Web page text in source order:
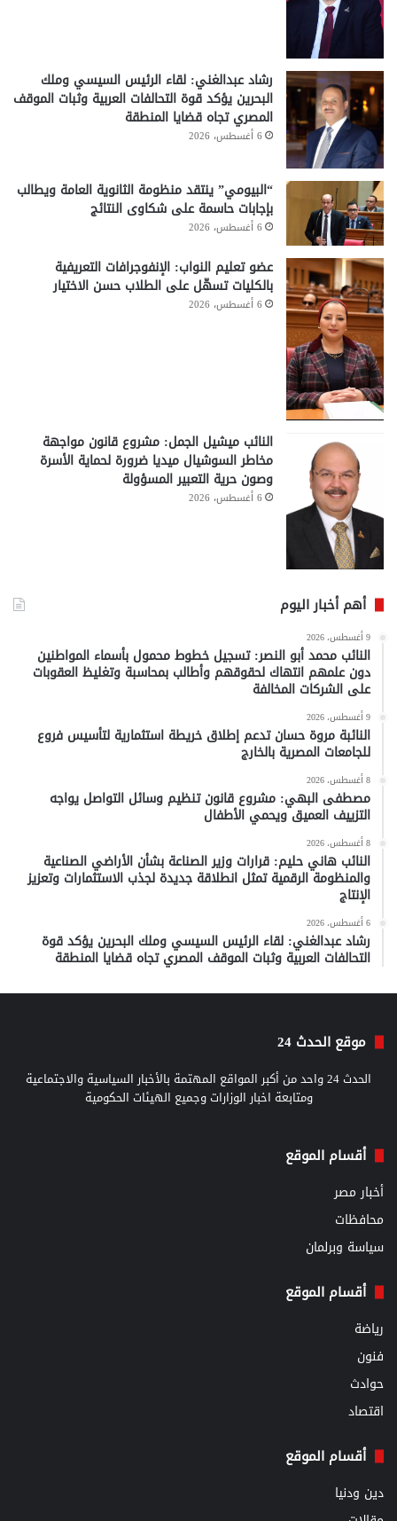
رشاد عبدالغني: لقاء الرئيس السيسي وملك
البحرين يؤكد قوة التحالفات العربية وثبات الموقف
المصري تجاه قضايا المنطقة
6 أغسطس، 2026
“البيومي” ينتقد منظومة الثانوية العامة ويطالب
بإجابات حاسمة على شكاوى النتائج
6 أغسطس، 2026
عضو تعليم النواب: الإنفوجرافات التعريفية
بالكليات تسهّل على الطلاب حسن الاختيار
6 أغسطس، 2026
النائب ميشيل الجمل: مشروع قانون مواجهة
مخاطر السوشيال ميديا ضرورة لحماية الأسرة
وصون حرية التعبير المسؤولة
6 أغسطس، 2026
أهم أخبار اليوم
9 أغسطس، 2026
النائب محمد أبو النصر: تسجيل خطوط محمول بأسماء المواطنين
دون علمهم انتهاك لحقوقهم وأطالب بمحاسبة وتغليظ العقوبات
على الشركات المخالفة
9 أغسطس، 2026
النائبة مروة حسان تدعم إطلاق خريطة استثمارية لتأسيس فروع
للجامعات المصرية بالخارج
8 أغسطس، 2026
مصطفى البهي: مشروع قانون تنظيم وسائل التواصل يواجه
التزييف العميق ويحمي الأطفال
8 أغسطس، 2026
النائب هاني حليم: قرارات وزير الصناعة بشأن الأراضي الصناعية
والمنظومة الرقمية تمثل انطلاقة جديدة لجذب الاستثمارات وتعزيز
الإنتاج
6 أغسطس، 2026
رشاد عبدالغني: لقاء الرئيس السيسي وملك البحرين يؤكد قوة
التحالفات العربية وثبات الموقف المصري تجاه قضايا المنطقة
موقع الحدث 24
الحدث 24 واحد من أكبر المواقع المهتمة بالأخبار السياسية والاجتماعية
ومتابعة اخبار الوزارات وجميع الهيئات الحكومية
أقسام الموقع
أخبار مصر
محافظات
سياسة وبرلمان
أقسام الموقع
رياضة
فنون
حوادث
اقتصاد
أقسام الموقع
دين ودنيا